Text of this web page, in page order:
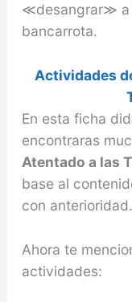
≪desangrar≫ a
bancarrota.
Actividades
En esta ficha
encontraras
Atentado a las
base al
con anterioridad.
Ahora te
actividades: